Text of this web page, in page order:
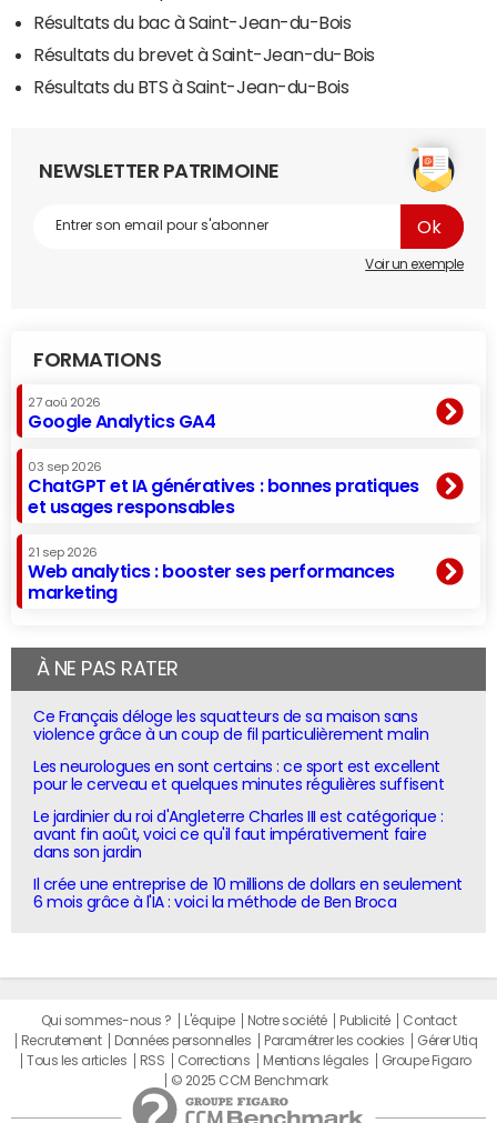
Résultats du bac à Saint-Jean-du-Bois
Résultats du brevet à Saint-Jean-du-Bois
Résultats du BTS à Saint-Jean-du-Bois
NEWSLETTER PATRIMOINE
Voir un exemple
FORMATIONS
27 aoû 2026
Google Analytics GA4
03 sep 2026
ChatGPT et IA génératives : bonnes pratiques
et usages responsables
21 sep 2026
Web analytics : booster ses performances
marketing
À NE PAS RATER
Ce Français déloge les squatteurs de sa maison sans
violence grâce à un coup de fil particulièrement malin
Les neurologues en sont certains : ce sport est excellent
pour le cerveau et quelques minutes régulières suffisent
Le jardinier du roi d'Angleterre Charles III est catégorique :
avant fin août, voici ce qu'il faut impérativement faire
dans son jardin
Il crée une entreprise de 10 millions de dollars en seulement
6 mois grâce à l'IA : voici la méthode de Ben Broca
Qui sommes-nous ? L'équipe Notre société Publicité
Contact
Recrutement
Données personnelles Paramétrer les cookies
Gérer Utiq
Tous les articles
RSS Corrections Mentions légales
Groupe Figaro
© 2025 CCM Benchmark